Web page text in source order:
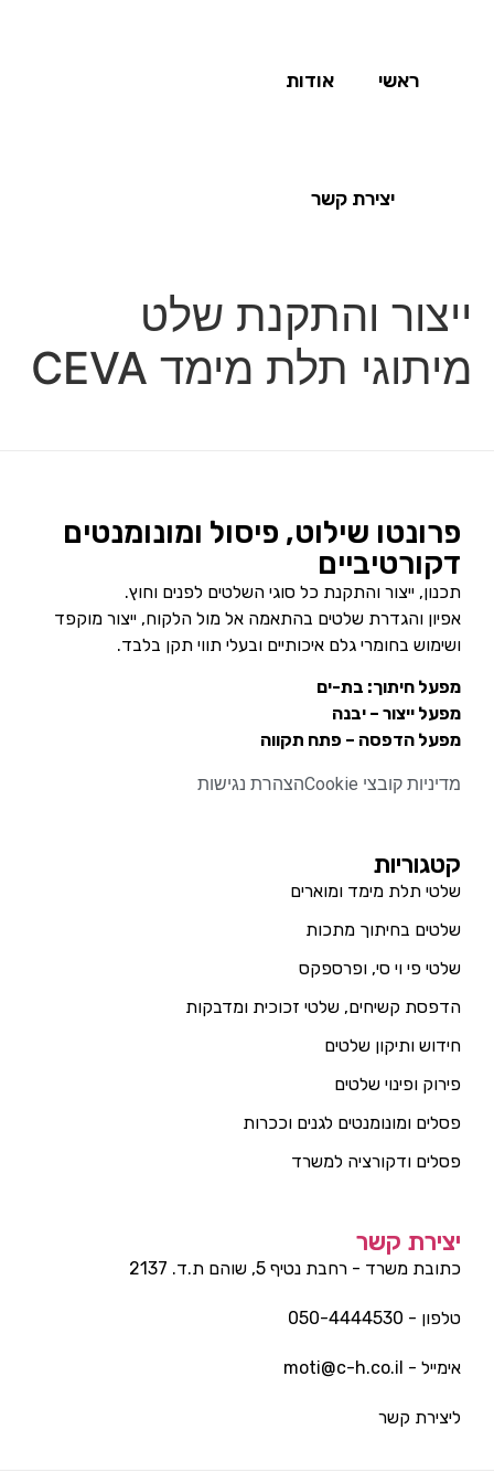
ראשי אודות
יצירת קשר
ייצור והתקנת שלט
מיתוגי תלת מימד CEVA
פרונטו שילוט, פיסול ומונומנטים
דקורטיביים
תכנון, ייצור והתקנת כל סוגי השלטים לפנים וחוץ.
אפיון והגדרת שלטים בהתאמה אל מול הלקוח, ייצור מוקפד
ושימוש בחומרי גלם איכותיים ובעלי תווי תקן בלבד.
מפעל חיתוך: בת-ים
מפעל ייצור – יבנה
מפעל הדפסה – פתח תקווה
מדיניות קובצי Cookie הצהרת נגישות
קטגוריות
שלטי תלת מימד ומוארים
שלטים בחיתוך מתכות
שלטי פי וי סי, ופרספקס
הדפסת קשיחים, שלטי זכוכית ומדבקות
חידוש ותיקון שלטים
פירוק ופינוי שלטים
פסלים ומונומנטים לגנים וככרות
פסלים ודקורציה למשרד
יצירת קשר
כתובת משרד - רחבת נטיף 5, שוהם ת.ד. 2137
טלפון - 050-4444530
אימייל - moti@c-h.co.il
ליצירת קשר